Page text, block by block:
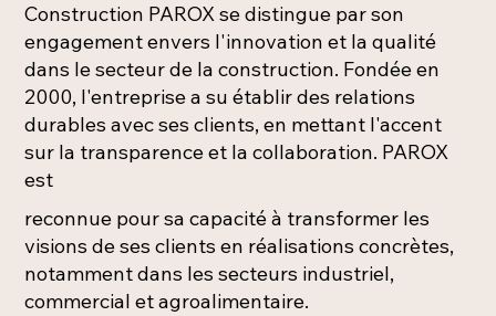
Construction PAROX se distingue par son
engagement envers l'innovation et la qualité
dans le secteur de la construction. Fondée en
2000, l'entreprise a su établir des relations
durables avec ses clients, en mettant l'accent
sur la transparence et la collaboration. PAROX
est
reconnue pour sa capacité à transformer les
visions de ses clients en réalisations concrètes,
notamment dans les secteurs industriel,
commercial et agroalimentaire.